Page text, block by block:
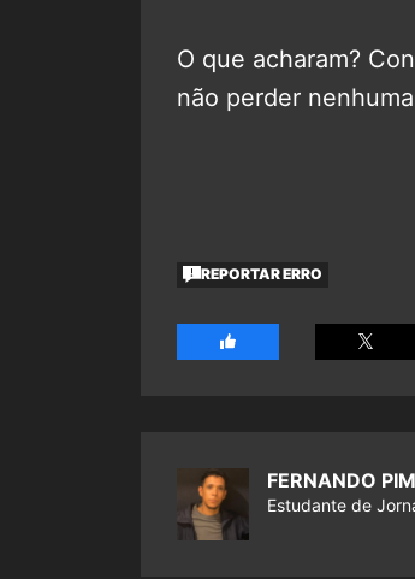
O que acharam?
não perder
REPORTAR ERRO
FERNANDO
Estudante de